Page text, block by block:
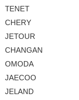
TENET
CHERY
JETOUR
CHANGAN
OMODA
JAECOO
JELAND